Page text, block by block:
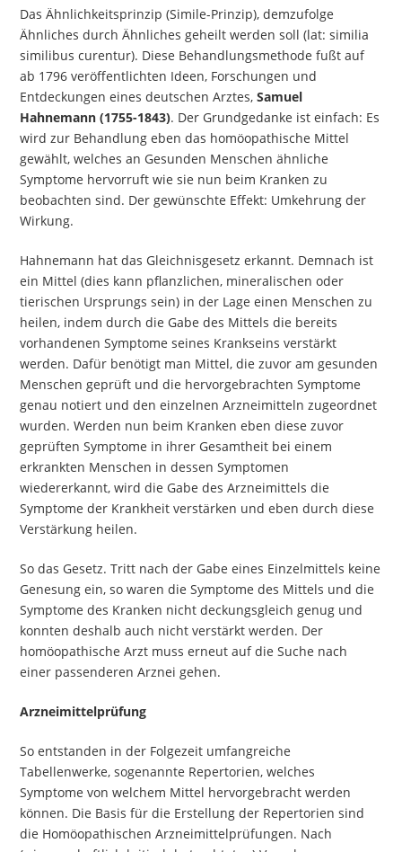
Das Ähnlichkeitsprinzip (Simile-Prinzip), demzufolge
Ähnliches durch Ähnliches geheilt werden soll (lat: similia
similibus curentur). Diese Behandlungsmethode fußt auf
ab 1796 veröffentlichten Ideen, Forschungen und
Entdeckungen eines deutschen Arztes,Samuel
Hahnemann (1755-1843). Der Grundgedanke ist einfach: Es
wird zur Behandlung eben das homöopathische Mittel
gewählt, welches an Gesunden Menschen ähnliche
Symptome hervorruft wie sie nun beim Kranken zu
beobachten sind. Der gewünschte Effekt: Umkehrung der
Wirkung.
Hahnemann hat das Gleichnisgesetz erkannt. Demnach ist
ein Mittel (dies kann pflanzlichen, mineralischen oder
tierischen Ursprungs sein) in der Lage einen Menschen zu
heilen, indem durch die Gabe des Mittels die bereits
vorhandenen Symptome seines Krankseins verstärkt
werden. Dafür benötigt man Mittel, die zuvor am gesunden
Menschen geprüft und die hervorgebrachten Symptome
genau notiert und den einzelnen Arzneimitteln zugeordnet
wurden. Werden nun beim Kranken eben diese zuvor
geprüften Symptome in ihrer Gesamtheit bei einem
erkrankten Menschen in dessen Symptomen
wiedererkannt, wird die Gabe des Arzneimittels die
Symptome der Krankheit verstärken und eben durch diese
Verstärkung heilen.
So das Gesetz. Tritt nach der Gabe eines Einzelmittels keine
Genesung ein, so waren die Symptome des Mittels und die
Symptome des Kranken nicht deckungsgleich genug und
konnten deshalb auch nicht verstärkt werden. Der
homöopathische Arzt muss erneut auf die Suche nach
einer passenderen Arznei gehen.
Arzneimittelprüfung
So entstanden in der Folgezeit umfangreiche
Tabellenwerke, sogenannte Repertorien, welches
Symptome von welchem Mittel hervorgebracht werden
können. Die Basis für die Erstellung der Repertorien sind
die Homöopathischen Arzneimittelprüfungen. Nach